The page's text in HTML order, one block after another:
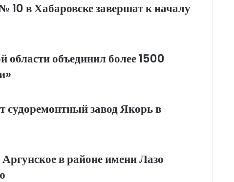
в Хабаровске завершат к началу
области объединил более 1500
судоремонтный завод Якорь в
в районе имени Лазо